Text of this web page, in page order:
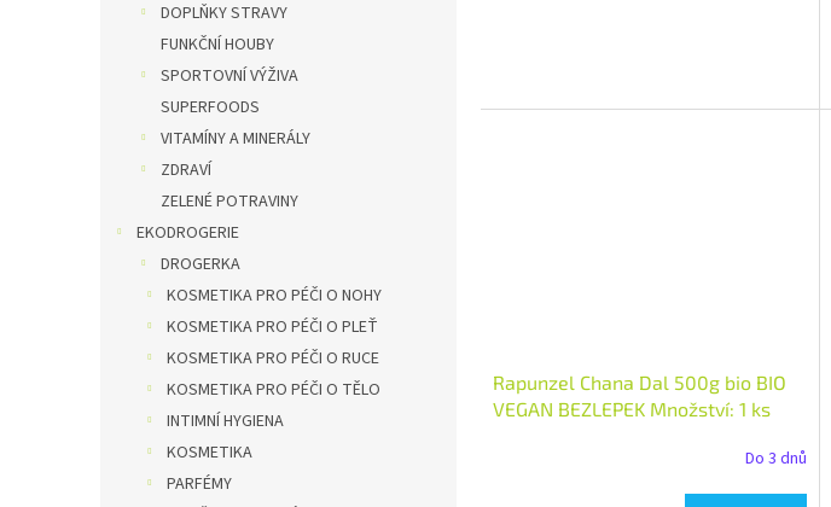
DOPLŇKY STRAVY
FUNKČNÍ HOUBY
SPORTOVNÍ VÝŽIVA
SUPERFOODS
VITAMÍNY A MINERÁLY
ZDRAVÍ
ZELENÉ POTRAVINY
EKODROGERIE
DROGERKA
KOSMETIKA PRO PÉČI O NOHY
KOSMETIKA PRO PÉČI O PLEŤ
KOSMETIKA PRO PÉČI O RUCE
KOSMETIKA PRO PÉČI O TĚLO
INTIMNÍ HYGIENA
KOSMETIKA
PARFÉMY
Rapunzel Chana Dal 500g bio BIO
VEGAN BEZLEPEK Množství: 1 ks
Do 3 dnů